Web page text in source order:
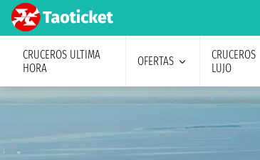
CRUCEROS ULTIMA
HORA
OFERTAS
CRUCEROS
LUJO